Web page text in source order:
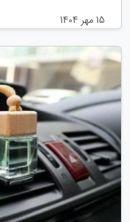
15 مهر 1404